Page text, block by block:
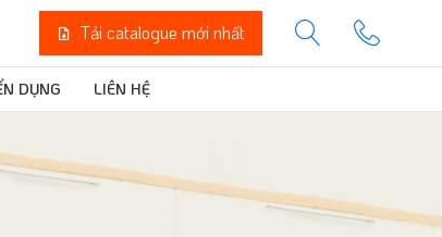
Tải catalogue mới nhất
DỤNG LIÊN HỆ